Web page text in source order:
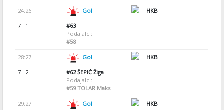
24:26 Gol
HKB
7 : 1
#63
Podajalci:
#58
28:27 Gol
HKB
7 : 2
#62ŠEPIČ Žiga
Podajalci:
#59TOLAR Maks
29:27 Gol HKB